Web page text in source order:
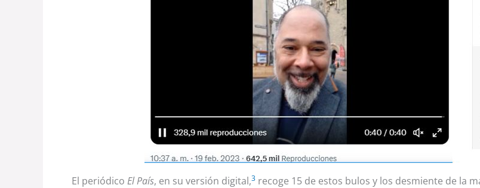
El periódico El País, en su versión digital,3 recoge 15 de estos bulos y los desmiente de la